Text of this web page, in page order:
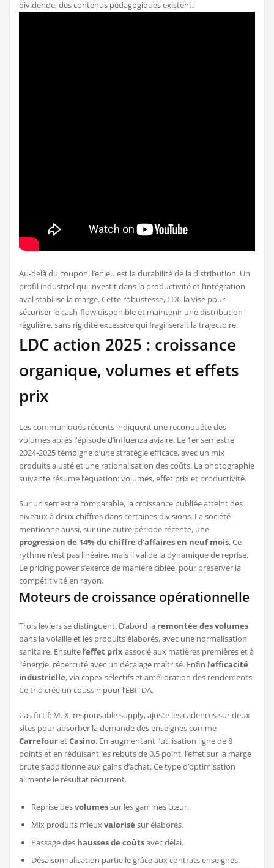
dividende, des contenus pédagogiques existent.
Au-delà du coupon, l’enjeu est la durabilité de la distribution. Un
profil industriel qui investit dans la productivité et l’intégration
aval stabilise la marge. Cette robustesse, LDC la vise pour
sécuriser le cash-flow disponible et maintenir une distribution
régulière, sans rigidité excessive qui fragiliserait la trajectoire.
LDC action 2025 : croissance
organique, volumes et effets
prix
Les communiqués récents indiquent une reconquête des
volumes après l’épisode d’influenza aviaire. Le 1er semestre
2024-2025 témoigne d’une stratégie efficace, avec un mix
produits ajusté et une rationalisation des coûts. La photographie
suivante résume l’équation: volumes, effet prix et productivité.
Sur un semestre comparable, la croissance publiée atteint des
niveaux à deux chiffres dans certaines divisions. La société
mentionne aussi, sur une autre période récente, une
progression de 14% du chiffre d’affaires en neuf mois. Ce
rythme n’est pas linéaire, mais il valide la dynamique de reprise.
Le pricing power s’exerce de manière ciblée, pour préserver la
compétitivité en rayon.
Moteurs de croissance opérationnelle
Trois leviers se distinguent. D’abord la remontée des volumes
dans la volaille et les produits élaborés, avec une normalisation
sanitaire. Ensuite l’effet prix associé aux matières premières et à
l’énergie, répercuté avec un décalage maîtrisé. Enfin l’efficacité
industrielle, via capex sélectifs et amélioration des rendements.
Ce trio crée un coussin pour l’EBITDA.
Cas fictif: M. X, responsable supply, ajuste les cadences sur deux
sites pour absorber la demande des enseignes comme
CarrefouretCasino. En augmentant l’utilisation ligne de 8
points et en réduisant les rebuts de 0,5 point, l’effet sur la marge
brute s’additionne aux gains d’achat. Ce type d’optimisation
alimente le résultat récurrent.
Reprise desvolumessur les gammes cœur.
Mix produits mieuxvalorisé sur élaborés.
Passage des hausses de coûtsavec délai.
Désaisonnalisation partielle grâce aux contrats enseignes.